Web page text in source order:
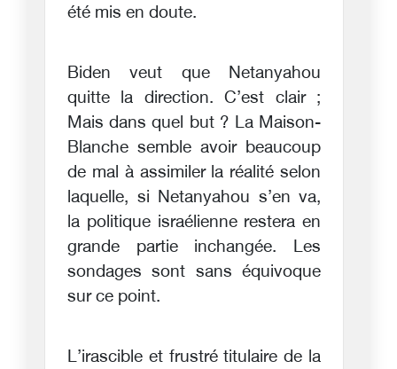
été mis en doute.
Biden veut que Netanyahou
quitte la direction. C’est clair ;
Mais dans quel but ? La Maison-
Blanche semble avoir beaucoup
de mal à assimiler la réalité selon
laquelle, si Netanyahou s’en va,
la politique israélienne restera en
grande partie inchangée. Les
sondages sont sans équivoque
sur ce point.
L’irascible et frustré titulaire de la